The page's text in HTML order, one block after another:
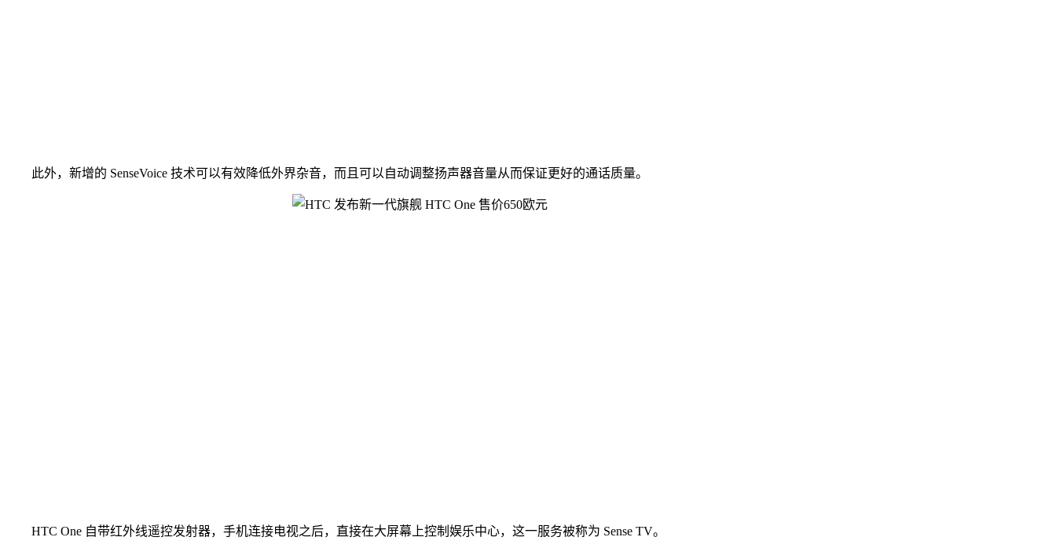
此外，新增的 SenseVoice 技术可以有效降低外界杂音，而且可以自动调整扬声器音量从而保证更好的通话质量。
HTC One 自带红外线遥控发射器，手机连接电视之后，直接在大屏幕上控制娱乐中心，这一服务被称为 Sense TV。